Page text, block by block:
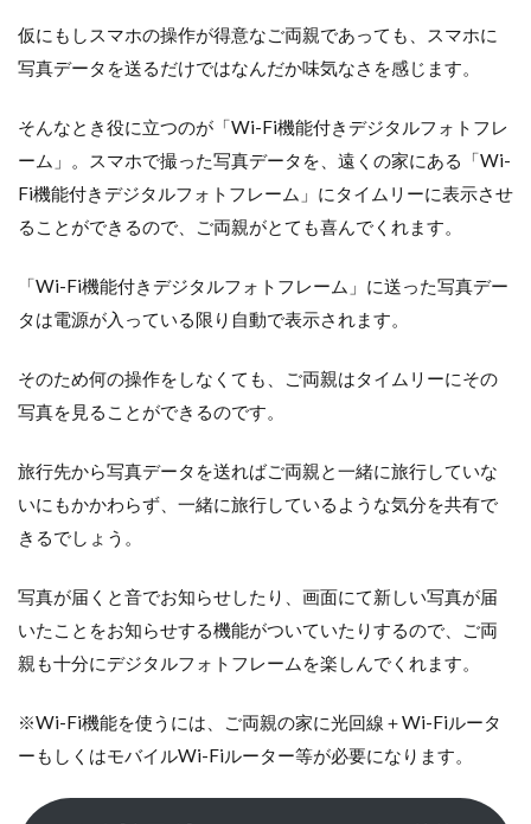
仮にもしスマホの操作が得意なご両親であっても、スマホに
写真データを送るだけではなんだか味気なさを感じます。
そんなとき役に立つのが「Wi-Fi機能付きデジタルフォトフレ
ーム」。スマホで撮った写真データを、遠くの家にある「Wi-
Fi機能付きデジタルフォトフレーム」にタイムリーに表示させ
ることができるので、ご両親がとても喜んでくれます。
「Wi-Fi機能付きデジタルフォトフレーム」に送った写真デー
タは電源が入っている限り自動で表示されます。
そのため何の操作をしなくても、ご両親はタイムリーにその
写真を見ることができるのです。
旅行先から写真データを送ればご両親と一緒に旅行していな
いにもかかわらず、一緒に旅行しているような気分を共有で
きるでしょう。
写真が届くと音でお知らせしたり、画面にて新しい写真が届
いたことをお知らせする機能がついていたりするので、ご両
親も十分にデジタルフォトフレームを楽しんでくれます。
※Wi-Fi機能を使うには、ご両親の家に光回線＋Wi-Fiルータ
ーもしくはモバイルWi-Fiルーター等が必要になります。